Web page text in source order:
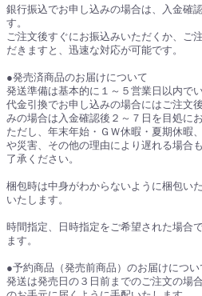
銀行振込でお申し込みの場合は、入金確
す。
ご注文後すぐにお振込みいただくか、ご
だきますと、迅速な対応が可能です。
●発売済商品のお届けについて
発送準備は基本的に１～５営業日以内でい
代金引換でお申し込みの場合にはご注文
みの場合は入金確認後２～７日を目処に
ただし、年末年始・ＧＷ休暇・夏期休暇
や災害、その他の理由により遅れる場合
了承ください。
梱包時は中身がわからないように梱包い
いたします。
時間指定、日時指定をご希望された場合
ます。
●予約商品（発売前商品）のお届けについ
発送は発売日の３日前までのご注文の場